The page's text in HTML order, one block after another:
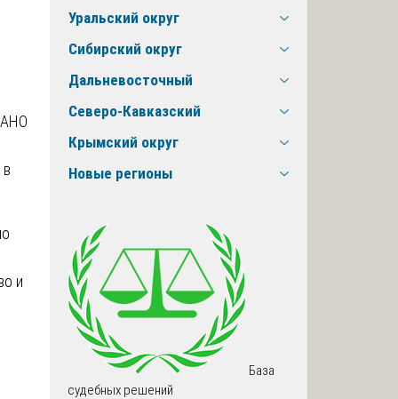
АНО
и
Уральский округ
Сибирский округ
Дальневосточный
Северо-Кавказский
Крымский округ
Новые регионы
База
судебных решений